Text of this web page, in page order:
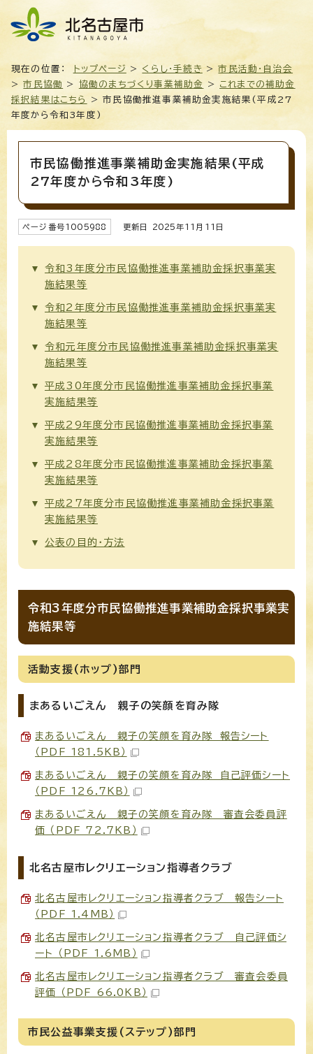
現在の位置： トップページ > くらし・手続き >市民活動・自治会
>市民協働 > 協働のまちづくり事業補助金 > これまでの補助金
採択結果はこちら
> 市民協働推進事業補助金実施結果(平成27
年度から令和3年度)
市民協働推進事業補助金実施結果(平成
27年度から令和3年度)
ページ番号1005988 更新日 2025年11 月 11 日
令和3年度分市民協働推進事業補助金採択事業実
施結果等
令和2年度分市民協働推進事業補助金採択事業実
施結果等
令和元年度分市民協働推進事業補助金採択事業実
施結果等
平成30年度分市民協働推進事業補助金採択事業
実施結果等
平成29年度分市民協働推進事業補助金採択事業
実施結果等
平成28年度分市民協働推進事業補助金採択事業
実施結果等
平成27年度分市民協働推進事業補助金採択事業
実施結果等
公表の目的・方法
令和3年度分市民協働推進事業補助金採択事業実
施結果等
活動支援(ホップ)部門
まあるいごえん 親子の笑顔を育み隊
まあるいごえん 親子の笑顔を育み隊 報告シート
（PDF 181.5KB）
まあるいごえん 親子の笑顔を育み隊 自己評価シート
（PDF 126.7KB）
まあるいごえん 親子の笑顔を育み隊 審査会委員評
価 （PDF 72.7KB）
北名古屋市レクリエーション指導者クラブ
北名古屋市レクリエーション指導者クラブ 報告シート
（PDF 1.4MB）
北名古屋市レクリエーション指導者クラブ 自己評価シ
ート （PDF 1.6MB）
北名古屋市レクリエーション指導者クラブ 審査会委員
評価 （PDF 66.0KB）
市民公益事業支援(ステップ)部門